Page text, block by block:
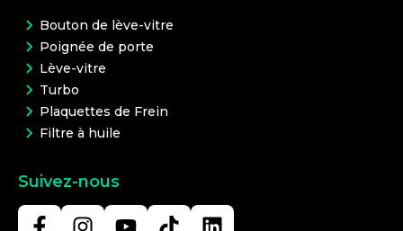
Bouton de lève-vitre
Poignée de porte
Lève-vitre
Turbo
Plaquettes de Frein
Filtre à huile
Suivez-nous